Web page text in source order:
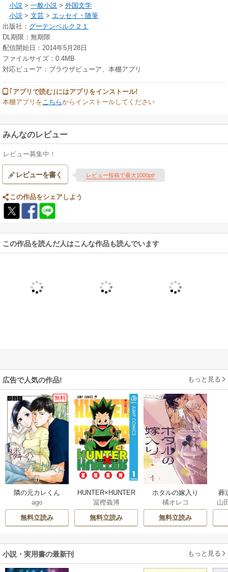
小説 > 一般小説 > 外国文学
小説 > 文芸 > エッセイ・随筆
出版社： グーテンベルク２１
DL期限：無期限
配信開始日：2014年5月28日
ファイルサイズ：0.4MB
対応ビューア：ブラウザビューア、本棚アプリ
｢アプリで読む｣にはアプリをインストール!
本棚アプリをこちらからインストールしてください
みんなのレビュー
レビュー募集中！
レビューを書く レビュー投稿で最大1000pt!
この作品をシェアしよう
この作品を読んだ人はこんな作品も読んでいます
広告で人気の作品! もっと見る
無料
隣の元カレくん
ago
無料立読み
HUNTER×HUNTER
モノクロ版
冨樫義博
無料立読み
ホタルの嫁入り
橘オレコ
無料立読み
葬
山
小説・実用書の最新刊 もっと見る